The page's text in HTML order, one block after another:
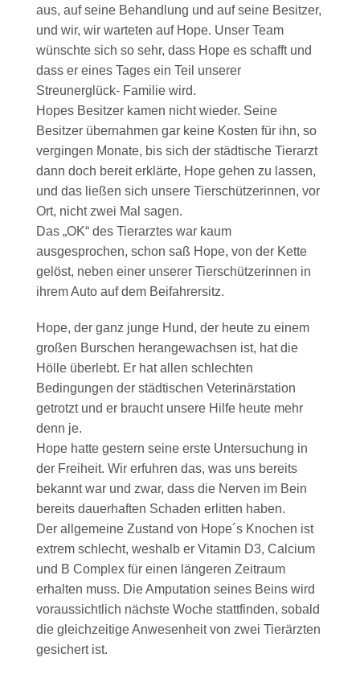
aus, auf seine Behandlung und auf seine Besitzer,
und wir, wir warteten auf Hope. Unser Team
wünschte sich so sehr, dass Hope es schafft und
dass er eines Tages ein Teil unserer
Streunerglück- Familie wird.
Hopes Besitzer kamen nicht wieder. Seine
Besitzer übernahmen gar keine Kosten für ihn, so
vergingen Monate, bis sich der städtische Tierarzt
dann doch bereit erklärte, Hope gehen zu lassen,
und das ließen sich unsere Tierschützerinnen, vor
Ort, nicht zwei Mal sagen.
Das „OK“ des Tierarztes war kaum
ausgesprochen, schon saß Hope, von der Kette
gelöst, neben einer unserer Tierschützerinnen in
ihrem Auto auf dem Beifahrersitz.
Hope, der ganz junge Hund, der heute zu einem
großen Burschen herangewachsen ist, hat die
Hölle überlebt. Er hat allen schlechten
Bedingungen der städtischen Veterinärstation
getrotzt und er braucht unsere Hilfe heute mehr
denn je.
Hope hatte gestern seine erste Untersuchung in
der Freiheit. Wir erfuhren das, was uns bereits
bekannt war und zwar, dass die Nerven im Bein
bereits dauerhaften Schaden erlitten haben.
Der allgemeine Zustand von Hope´s Knochen ist
extrem schlecht, weshalb er Vitamin D3, Calcium
und B Complex für einen längeren Zeitraum
erhalten muss. Die Amputation seines Beins wird
voraussichtlich nächste Woche stattfinden, sobald
die gleichzeitige Anwesenheit von zwei Tierärzten
gesichert ist.